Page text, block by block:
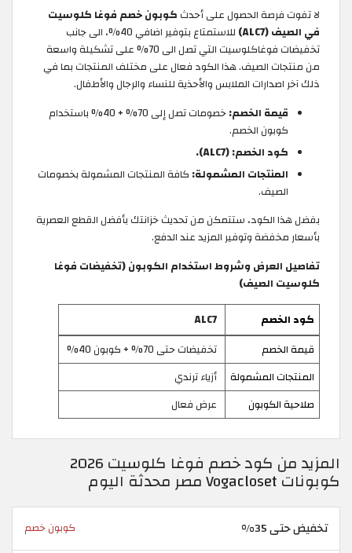
لا تفوت فرصة الحصول على أحدث كوبون خصم فوغا كلوسيت
في الصيف (ALC7)
للاستمتاع بتوفير اضافي 40%، الى جانب
تخفيضات فوغاكلوسيت التي تصل الى 70% على تشكيلة واسعة
من منتجات الصيف. هذا الكود فعال على مختلف المنتجات بما في
ذلك آخر اصدارات الملابس والأحذية للنساء والرجال والأطفال.
قيمة الخصم:
خصومات تصل إلى 70% + 40% باستخدام
كوبون الخصم.
كود الخصم: (ALC7).
المنتجات المشمولة: كافة المنتجات المشمولة بخصومات
الصيف.
بفضل هذا الكود، ستتمكن من تحديث خزانتك بأفضل القطع العصرية
بأسعار مخفضة وتوفير المزيد عند الدفع.
تفاصيل العرض وشروط استخدام الكوبون (تخفيضات فوغا
كلوسيت الصيف)
كود الخصم
ALC7
قيمة الخصم
تخفيضات حتى 70% + كوبون 40%
المنتجات المشمولة
أزياء ترندي
صلاحية الكوبون
عرض فعال
المزيد من كود خصم فوغا كلوسيت 2026
كوبونات Vogacloset مصر محدثة اليوم
تخفيض حتى 35% كوبون خصم